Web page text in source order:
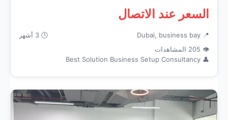
Servi...
السعر عند الاتصال
📍 Dubai, business bay
🕒 3 أشهر
👁 205 المشاهدات
👤 Best Solution Business Setup Consultancy